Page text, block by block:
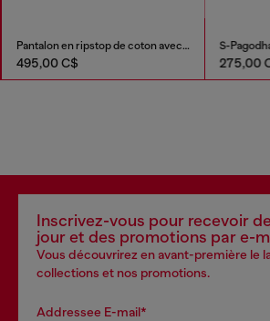
Pantalon en ripstop de coton avec boucles latérales
495,00 C$ 275,00
Inscrivez-vous pour recevoir
jour et des promotions par e-
Vous découvrirez en avant-première le
collections et nos promotions.
Addressee E-mail*